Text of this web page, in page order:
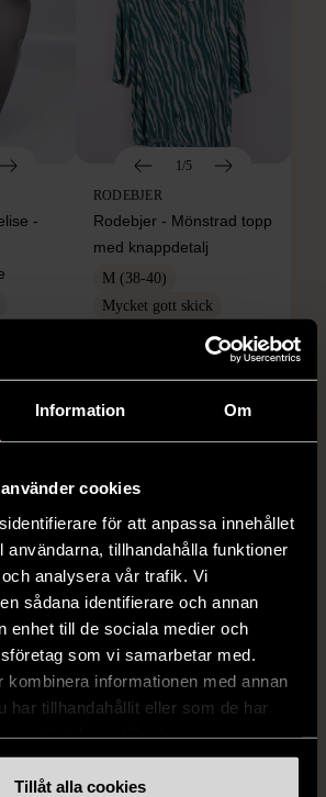
Information Om
cookies
för att anpassa innehållet
användarna, tillhandahålla funktioner
analysera vår trafik. Vi
sådana identifierare och annan
enhet till de sociala medier och
som vi samarbetar med.
kombinera informationen med annan
har tillhandahållit eller som de har
Tillåt alla cookies
-
1/5
RODEBJER
Rodebjer - Mönstrad topp
med knappdetalj
M (38-40)
Mycket gott skick
skick
1/5
H&M
H&M - Plisserad midikjol
med resårmidja -
Salviagrön
M (38-40) Gott skick
129 kr